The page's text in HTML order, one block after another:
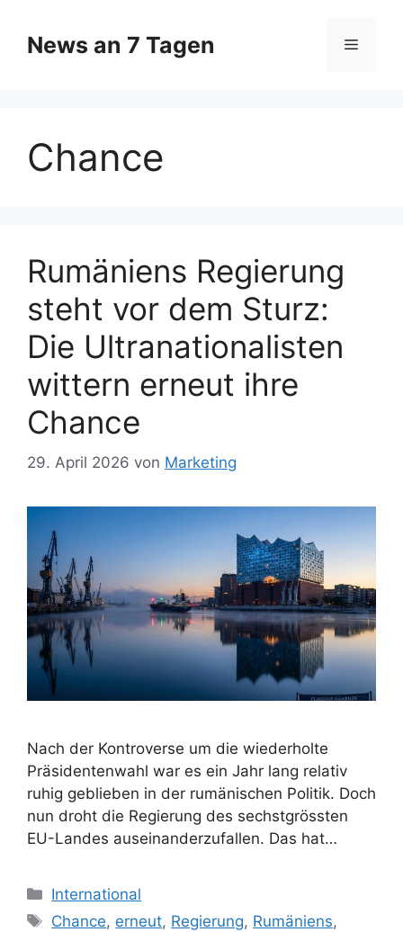
Inhalt
springen
News an 7 Tagen Menü
Chance
Rumäniens Regierung
steht vor dem Sturz:
Die Ultranationalisten
wittern erneut ihre
Chance
29. April 2026 von Marketing
Nach der Kontroverse um die wiederholte
Präsidentenwahl war es ein Jahr lang relativ
ruhig geblieben in der rumänischen Politik. Doch
nun droht die Regierung des sechstgrössten
EU-Landes auseinanderzufallen. Das hat…
Kategorien
International
Schlagwörter
Chance, erneut, Regierung, Rumäniens,